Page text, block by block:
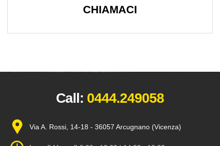
CHIAMACI
Call: 0444.249058
Via A. Rossi, 14-18 - 36057 Arcugnano (Vicenza)